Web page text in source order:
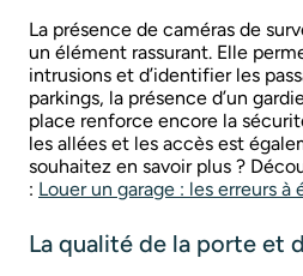
La présence de caméras de
un élément rassurant. Elle
intrusions et d’identifier les
parkings, la présence d’un
place renforce encore la
les allées et les accès est
souhaitez en savoir plus ?
: Louer un garage : les erreurs à
La qualité de la porte et